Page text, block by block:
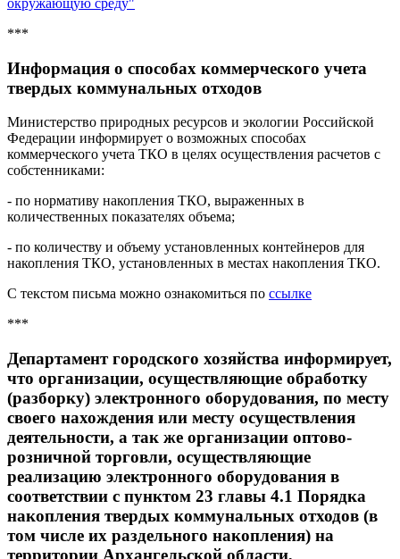
окружающую среду"
***
Информация о способах коммерческого учета
твердых коммунальных отходов
Министерство природных ресурсов и экологии Российской
Федерации информирует о возможных способах
коммерческого учета ТКО в целях осуществления расчетов с
собстенниками:
- по нормативу накопления ТКО, выраженных в
количественных показателях объема;
- по количеству и объему установленных контейнеров для
накопления ТКО, установленных в местах накопления ТКО.
С текстом письма можно ознакомиться по ссылке
***
Департамент городского хозяйства информирует,
что организации, осуществляющие обработку
(разборку) электронного оборудования, по месту
своего нахождения или месту осуществления
деятельности, а так же организации оптово-
розничной торговли, осуществляющие
реализацию электронного оборудования в
соответствии с пунктом 23 главы 4.1 Порядка
накопления твердых коммунальных отходов (в
том числе их раздельного накопления) на
территории Архангельской области,